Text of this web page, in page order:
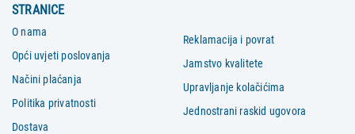
STRANICE
O nama
Opći uvjeti poslovanja
Načini plaćanja
Politika privatnosti
Dostava
Reklamacija i povrat
Jamstvo kvalitete
Upravljanje kolačićima
Jednostrani raskid ugovora